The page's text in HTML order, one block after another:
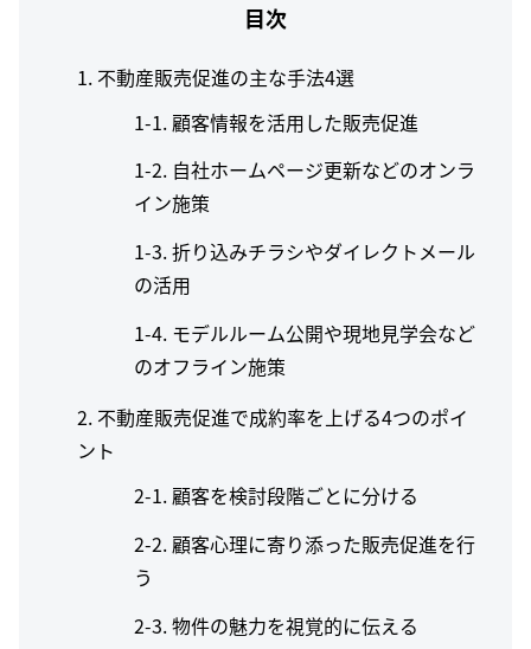
目次
1. 不動産販売促進の主な手法4選
顧客情報を活用した販売促進
自社ホームページ更新などのオンラ
イン施策
折り込みチラシやダイレクトメール
の活用
モデルルーム公開や現地見学会など
のオフライン施策
2. 不動産販売促進で成約率を上げる4つのポイ
ント
顧客を検討段階ごとに分ける
顧客心理に寄り添った販売促進を行
う
物件の魅力を視覚的に伝える